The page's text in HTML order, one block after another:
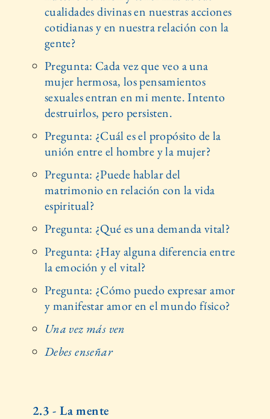
cualidades divinas en nuestras acciones
cotidianas y en nuestra relación con la
gente?
Pregunta: Cada vez que veo a una
mujer hermosa, los pensamientos
sexuales entran en mi mente. Intento
destruirlos, pero persisten.
Pregunta: ¿Cuál es el propósito de la
unión entre el hombre y la mujer?
Pregunta: ¿Puede hablar del
matrimonio en relación con la vida
espiritual?
Pregunta: ¿Qué es una demanda vital?
Pregunta: ¿Hay alguna diferencia entre
la emoción y el vital?
Pregunta: ¿Cómo puedo expresar amor
y manifestar amor en el mundo físico?
Una vez más ven
Debes enseñar
2.3 - La mente